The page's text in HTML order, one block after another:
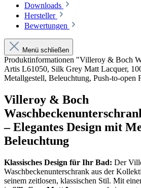
Downloads
Hersteller
Bewertungen
Menü schließen
Produktinformationen "Villeroy & Boch
Artis L61050, Silk Grey Matt Lacquer,
Metallgestell, Beleuchtung, Push-to-open
Villeroy & Boch
– Elegantes Design mit
Beleuchtung
Klassisches Design für Ihr Bad: Der
Waschbeckenunterschrank aus der
seinem zeitlosen, klassischen Stil. Mit